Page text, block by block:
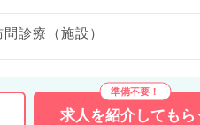
診療（施設）
求人を紹介してもら